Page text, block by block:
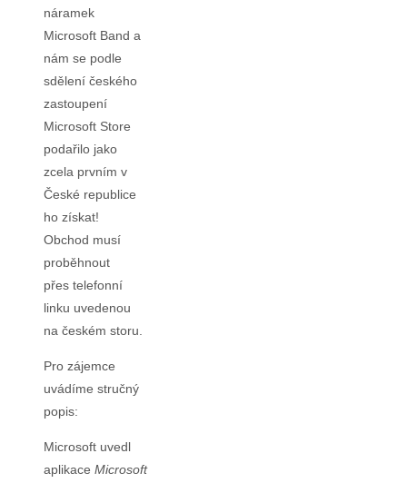
náramek
Microsoft Band a
nám se podle
sdělení českého
zastoupení
Microsoft Store
podařilo jako
zcela prvním v
České republice
ho získat!
Obchod musí
proběhnout
přes telefonní
linku uvedenou
na českém storu.
Pro zájemce
uvádíme stručný
popis:
Microsoft uvedl
aplikace Microsoft